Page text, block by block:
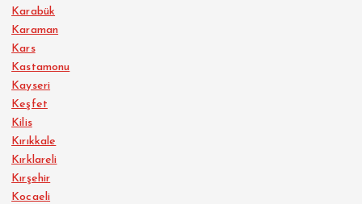
Karabük
Karaman
Kars
Kastamonu
Kayseri
Keşfet
Kilis
Kırıkkale
Kırklareli
Kırşehir
Kocaeli